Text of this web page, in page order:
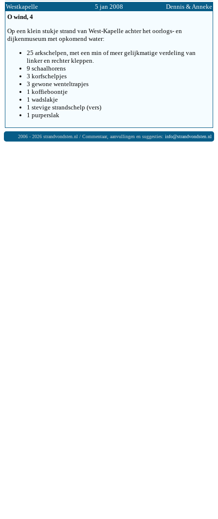
Westkapelle 5 jan 2008
Dennis & Anneke
O wind, 4
Op een klein stukje strand van West-Kapelle achter het oorlogs- en
dijkenmuseum met opkomend water:
25 arkschelpen, met een min of meer gelijkmatige verdeling van
linker en rechter kleppen.
9 schaalhorens
3 korfschelpjes
3 gewone wenteltrapjes
1 koffieboontje
1 wadslakje
1 stevige strandschelp (vers)
1 purperslak
2006 - 2026 strandvondsten.nl / Commentaar, aanvullingen en suggesties: info@strandvondsten.nl